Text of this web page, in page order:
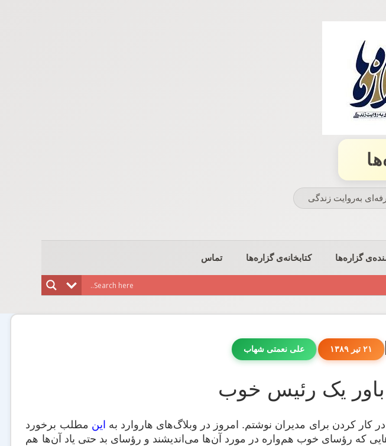
به‌روایت زندگی
گزاره‌ها کتابخانه‌ی گزاره‌ها تماس
۲۱ تیر ۱۳۸۹ علی نعمتی شهاب
کار کردن برای مدیران نوشتم. امروز در وبلاگ‌های هاروارد به این مطلب برخورد
خوب؛ گزاره‌هایی که رؤسای خوب هم‌واره در مورد آن‌ها می‌اندیشند و رؤسای بد حتی یاد آن‌ها هم